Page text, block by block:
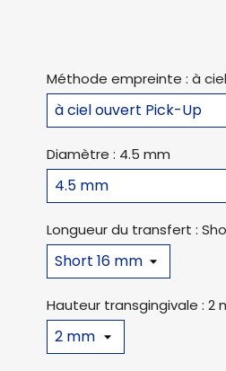
Méthode empreinte : à
Diamètre : 4.5 mm
Longueur du transfert :
Hauteur transgingivale : 2